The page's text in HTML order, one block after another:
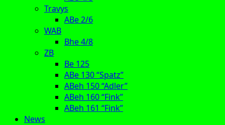
Travys
ABe 2/6
WAB
Bhe 4/8
ZB
Be 125
ABe 130 “Spatz”
ABeh 150 “Adler”
ABeh 160 “Fink”
ABeh 161 “Fink”
News